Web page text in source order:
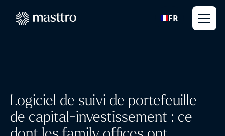
FR
Logiciel de suivi de portefeuille
de capital-investissement : ce